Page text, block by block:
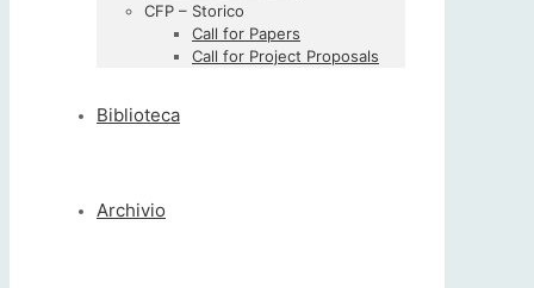
CFP – Storico
Call for Papers
Call for Project Proposals
Biblioteca
Archivio